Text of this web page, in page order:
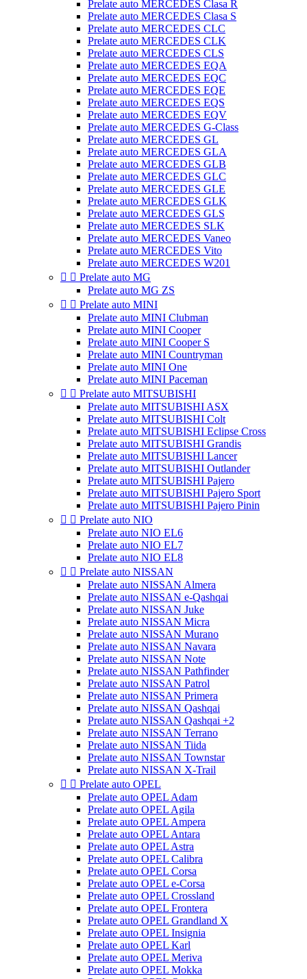
Prelate auto MERCEDES Clasa R
Prelate auto MERCEDES Clasa S
Prelate auto MERCEDES CLC
Prelate auto MERCEDES CLK
Prelate auto MERCEDES CLS
Prelate auto MERCEDES EQA
Prelate auto MERCEDES EQC
Prelate auto MERCEDES EQE
Prelate auto MERCEDES EQS
Prelate auto MERCEDES EQV
Prelate auto MERCEDES G-Class
Prelate auto MERCEDES GL
Prelate auto MERCEDES GLA
Prelate auto MERCEDES GLB
Prelate auto MERCEDES GLC
Prelate auto MERCEDES GLE
Prelate auto MERCEDES GLK
Prelate auto MERCEDES GLS
Prelate auto MERCEDES SLK
Prelate auto MERCEDES Vaneo
Prelate auto MERCEDES Vito
Prelate auto MERCEDES W201
  Prelate auto MG
Prelate auto MG ZS
  Prelate auto MINI
Prelate auto MINI Clubman
Prelate auto MINI Cooper
Prelate auto MINI Cooper S
Prelate auto MINI Countryman
Prelate auto MINI One
Prelate auto MINI Paceman
  Prelate auto MITSUBISHI
Prelate auto MITSUBISHI ASX
Prelate auto MITSUBISHI Colt
Prelate auto MITSUBISHI Eclipse Cross
Prelate auto MITSUBISHI Grandis
Prelate auto MITSUBISHI Lancer
Prelate auto MITSUBISHI Outlander
Prelate auto MITSUBISHI Pajero
Prelate auto MITSUBISHI Pajero Sport
Prelate auto MITSUBISHI Pajero Pinin
  Prelate auto NIO
Prelate auto NIO EL6
Prelate auto NIO EL7
Prelate auto NIO EL8
  Prelate auto NISSAN
Prelate auto NISSAN Almera
Prelate auto NISSAN e-Qashqai
Prelate auto NISSAN Juke
Prelate auto NISSAN Micra
Prelate auto NISSAN Murano
Prelate auto NISSAN Navara
Prelate auto NISSAN Note
Prelate auto NISSAN Pathfinder
Prelate auto NISSAN Patrol
Prelate auto NISSAN Primera
Prelate auto NISSAN Qashqai
Prelate auto NISSAN Qashqai +2
Prelate auto NISSAN Terrano
Prelate auto NISSAN Tiida
Prelate auto NISSAN Townstar
Prelate auto NISSAN X-Trail
  Prelate auto OPEL
Prelate auto OPEL Adam
Prelate auto OPEL Agila
Prelate auto OPEL Ampera
Prelate auto OPEL Antara
Prelate auto OPEL Astra
Prelate auto OPEL Calibra
Prelate auto OPEL Corsa
Prelate auto OPEL e-Corsa
Prelate auto OPEL Crossland
Prelate auto OPEL Frontera
Prelate auto OPEL Grandland X
Prelate auto OPEL Insignia
Prelate auto OPEL Karl
Prelate auto OPEL Meriva
Prelate auto OPEL Mokka